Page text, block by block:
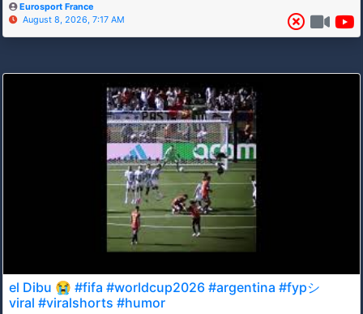
Eurosport France
August 8, 2026, 7:17 AM
el Dibu 😭 #fifa #worldcup2026 #argentina #fypシ゚
viral #viralshorts #humor